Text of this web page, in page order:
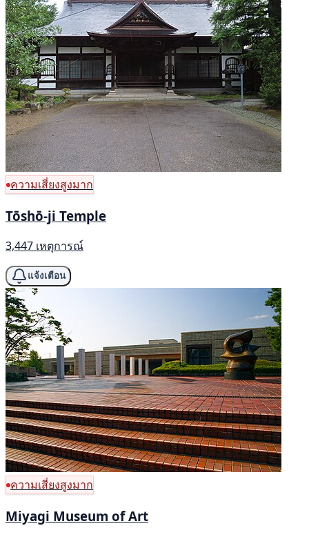
ความเสี่ยงสูงมาก
Tōshō-ji Temple
3,447 เหตุการณ์
แจ้งเตือน
ความเสี่ยงสูงมาก
Miyagi Museum of Art